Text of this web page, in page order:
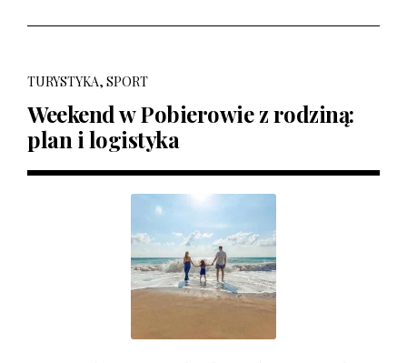
TURYSTYKA, SPORT
Weekend w Pobierowie z rodziną:
plan i logistyka